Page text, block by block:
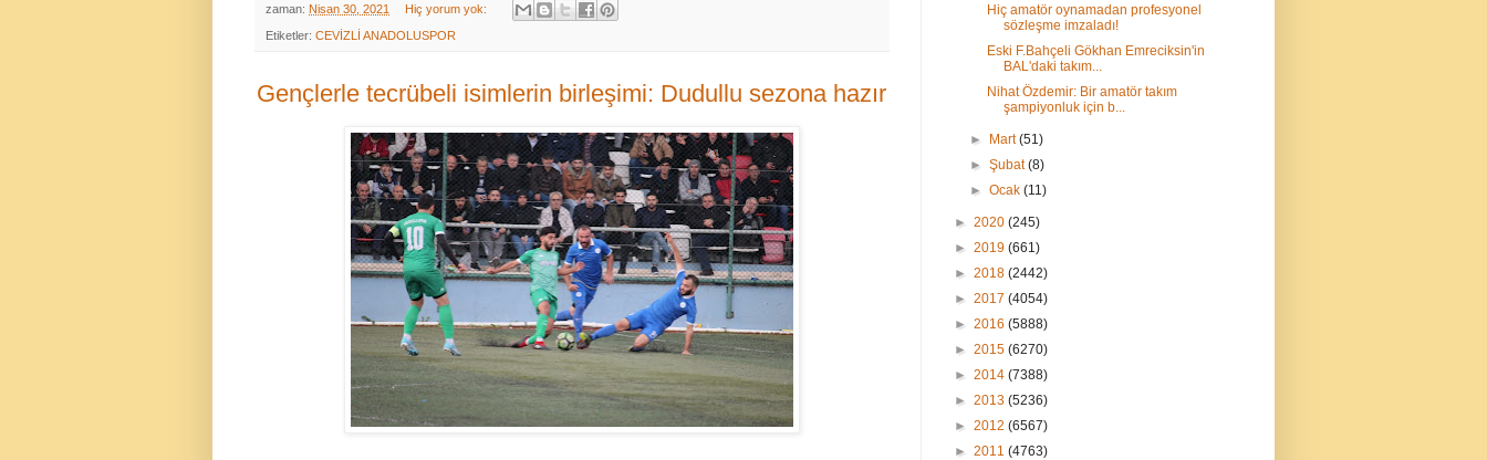
zaman: Nisan 30, 2021 Hiç yorum yok:
Etiketler: CEVİZLİ ANADOLUSPOR
Gençlerle tecrübeli isimlerin birleşimi: Dudullu sezona hazır
Hiç amatör oynamadan profesyonel
sözleşme imzaladı!
Eski F.Bahçeli Gökhan Emreciksin'in
BAL'daki takım...
Nihat Özdemir: Bir amatör takım
şampiyonluk için b...
► Mart(51)
►Şubat(8)
►Ocak(11)
► 2020 (245)
► 2019 (661)
► 2018 (2442)
► 2017 (4054)
► 2016 (5888)
► 2015 (6270)
► 2014 (7388)
► 2013 (5236)
► 2012 (6567)
► 2011 (4763)